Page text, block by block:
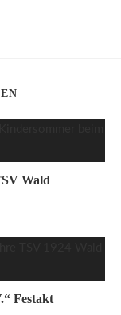
Wald
Festakt